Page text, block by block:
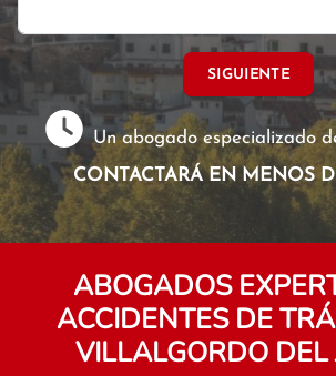
SIGUIENTE
Un abogado especializado
CONTACTARÁ EN MENOS
ABOGADOS
ACCIDENTES DE
VILLALGORDO DEL